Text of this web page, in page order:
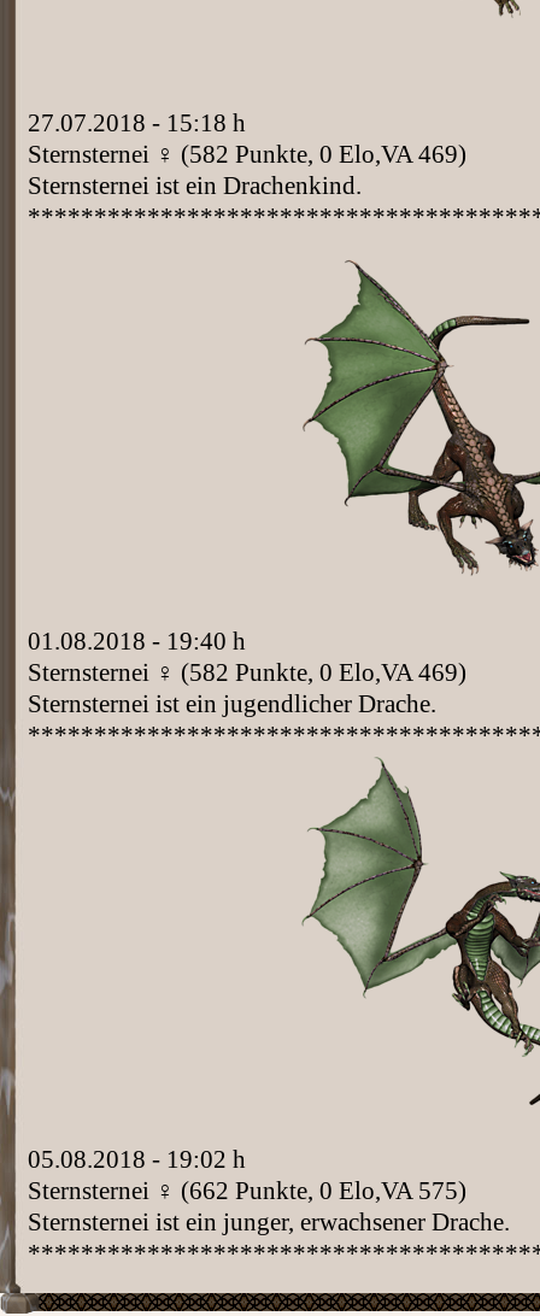
27.07.2018 - 15:18 h
Sternsternei ♀ (582 Punkte, 0 Elo,VA 469)
Sternsternei ist ein Drachenkind.
01.08.2018 - 19:40 h
Sternsternei ♀ (582 Punkte, 0 Elo,VA 469)
Sternsternei ist ein jugendlicher Drache.
05.08.2018 - 19:02 h
Sternsternei ♀ (662 Punkte, 0 Elo,VA 575)
Sternsternei ist ein junger, erwachsener Drache.